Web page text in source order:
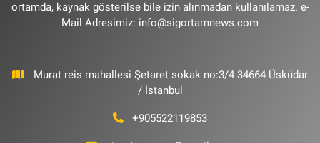
ortamda, kaynak gösterilse bile izin alınmadan kullanılamaz. e-
Mail Adresimiz: info@sigortamnews.com
Murat reis mahallesi Şetaret sokak no:3/4 34664 Üsküdar
/ İstanbul
+905522119853